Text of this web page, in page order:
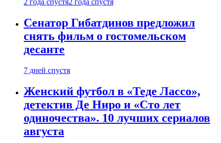
2 года спустя2 года спустя
Сенатор Гибатдинов предложил
снять фильм о гостомельском
десанте
7 дней спустя
Женский футбол в «Теде Лассо»,
детектив Де Ниро и «Сто лет
одиночества». 10 лучших сериалов
августа